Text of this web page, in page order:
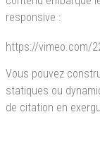
responsive :
https://vimeo.com/
Vous pouvez
statiques ou
de citation en